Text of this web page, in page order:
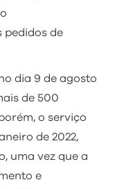
pedidos de
dia 9 de agosto
de 500
o serviço
de 2022,
uma vez que a
e